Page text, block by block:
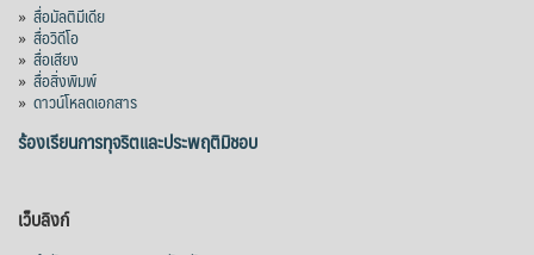
» สื่อมัลติมีเดีย
» สื่อวิดีโอ
» สื่อเสียง
» สื่อสิ่งพิมพ์
» ดาวน์โหลดเอกสาร
ร้องเรียนการทุจริตและประพฤติมิชอบ
เว็บลิงก์